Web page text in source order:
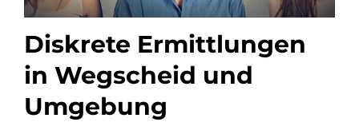
Diskrete Ermittlungen
in Wegscheid und
Umgebung